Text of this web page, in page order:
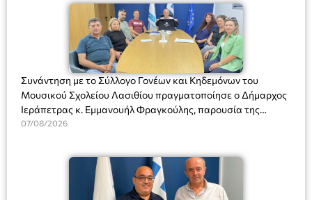
Συνάντηση με το Σύλλογο Γονέων και Κηδεμόνων του
Μουσικού Σχολείου Λασιθίου πραγματοποίησε ο Δήμαρχος
Ιεράπετρας κ. Εμμανουήλ Φραγκούλης, παρουσία της
Διευθύντριας του σχολείου κας Μαριάννας Χαΐτα.
07/08/2026